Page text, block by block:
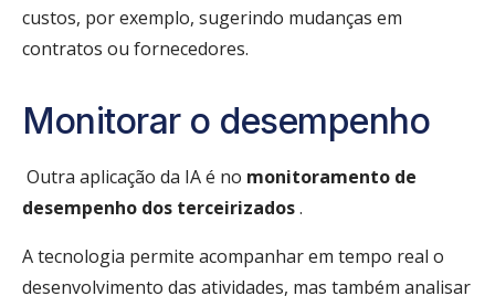
custos, por exemplo, sugerindo mudanças em
contratos ou fornecedores.
Monitorar o desempenho
Outra aplicação da IA é no monitoramento de
desempenho dos terceirizados.
A tecnologia permite acompanhar em tempo real o
desenvolvimento das atividades, mas também analisar